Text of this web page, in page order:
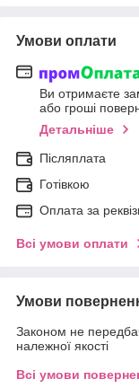
Умови оплати
Ви отримаєте
або гроші
Детальніше
Післяплата
Готівкою
Оплата за
Всі умови оплати
Умови
Законом не
належної якості
Всі умови